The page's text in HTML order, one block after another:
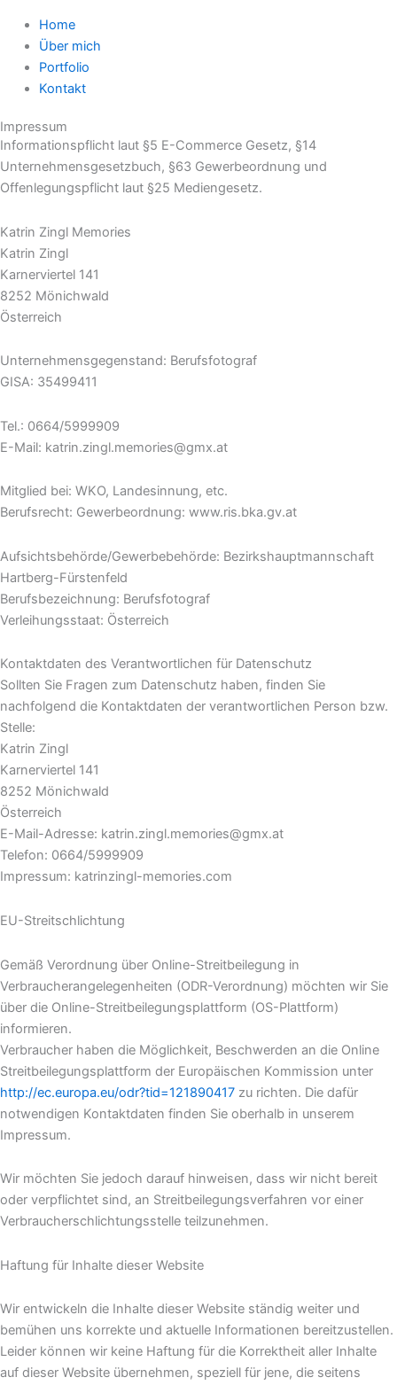
Home
Über mich
Portfolio
Kontakt
Impressum
Informationspflicht laut §5 E-Commerce Gesetz, §14
Unternehmensgesetzbuch, §63 Gewerbeordnung und
Offenlegungspflicht laut §25 Mediengesetz.
Katrin Zingl Memories
Katrin Zingl
Karnerviertel 141
8252 Mönichwald
Österreich
Unternehmensgegenstand: Berufsfotograf
GISA: 35499411
Tel.: 0664/5999909
E-Mail: katrin.zingl.memories@gmx.at
Mitglied bei: WKO, Landesinnung, etc.
Berufsrecht: Gewerbeordnung: www.ris.bka.gv.at
Aufsichtsbehörde/Gewerbebehörde: Bezirkshauptmannschaft
Hartberg-Fürstenfeld
Berufsbezeichnung: Berufsfotograf
Verleihungsstaat: Österreich
Kontaktdaten des Verantwortlichen für Datenschutz
Sollten Sie Fragen zum Datenschutz haben, finden Sie
nachfolgend die Kontaktdaten der verantwortlichen Person bzw.
Stelle:
Katrin Zingl
Karnerviertel 141
8252 Mönichwald
Österreich
E-Mail-Adresse: katrin.zingl.memories@gmx.at
Telefon: 0664/5999909
Impressum: katrinzingl-memories.com
EU-Streitschlichtung
Gemäß Verordnung über Online-Streitbeilegung in
Verbraucherangelegenheiten (ODR-Verordnung) möchten wir Sie
über die Online-Streitbeilegungsplattform (OS-Plattform)
informieren.
Verbraucher haben die Möglichkeit, Beschwerden an die Online
Streitbeilegungsplattform der Europäischen Kommission unter
http://ec.europa.eu/odr?tid=121890417 zu richten. Die dafür
notwendigen Kontaktdaten finden Sie oberhalb in unserem
Impressum.
Wir möchten Sie jedoch darauf hinweisen, dass wir nicht bereit
oder verpflichtet sind, an Streitbeilegungsverfahren vor einer
Verbraucherschlichtungsstelle teilzunehmen.
Haftung für Inhalte dieser Website
Wir entwickeln die Inhalte dieser Website ständig weiter und
bemühen uns korrekte und aktuelle Informationen bereitzustellen.
Leider können wir keine Haftung für die Korrektheit aller Inhalte
auf dieser Website übernehmen, speziell für jene, die seitens